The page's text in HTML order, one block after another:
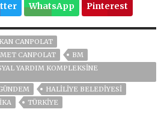
WhatsApp Pinterest
CANPOLAT
CANPOLAT
BM
YARDIM KOMPLEKSİNE
HALİLİYE BELEDİYESİ
TÜRKİYE